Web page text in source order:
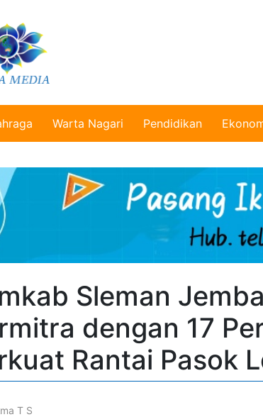
Warta Nagari Pendidikan
Sleman
dengan 17
Rantai Pasok
T S